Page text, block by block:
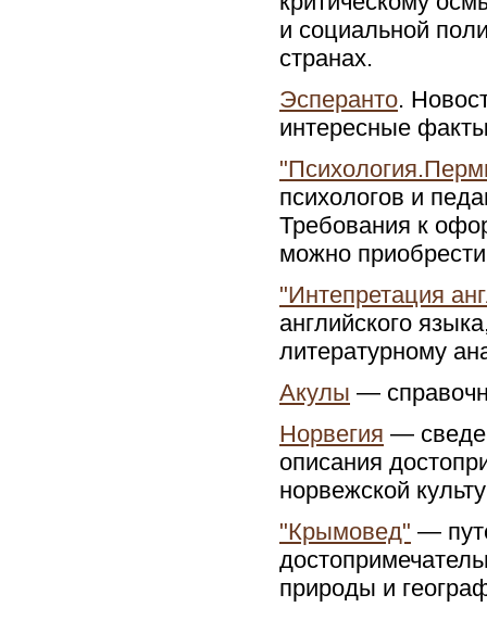
и социальной
странах.
Эсперанто.
интересные
психологов и
Требования к
можно
"Интепретация
английского
литературному
Акулы —
Норвегия —
описания
норвежской
"Крымовед" —
природы и